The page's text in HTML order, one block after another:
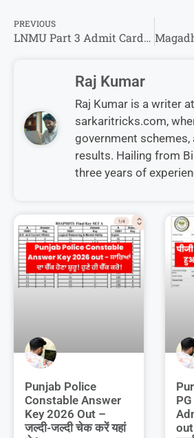
PREVIOUS
LNMU Part 3 Admit Card 2022-25: टीडीसी पार्ट- 3 का परीक्षा इस दिन होगा, जल्दी करें प्रवेश पत्र डाउनलोड!
Raj Kumar
Raj Kumar is a writer at
sarkaritricks.com,
government schemes,
results. Hailing from
three years of
Punjab Police
Constable Answer
Key 2026 Out –
जल्दी-जल्दी चेक करें यहां
out